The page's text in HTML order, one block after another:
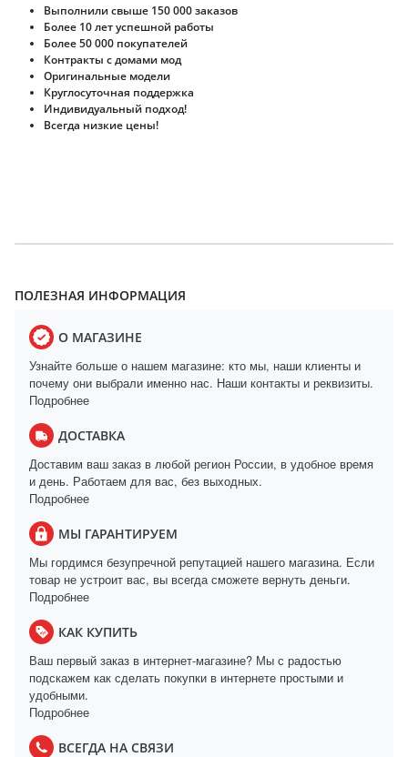
Выполнили свыше 150 000 заказов
Более 10 лет успешной работы
Более 50 000 покупателей
Контракты с домами мод
Оригинальные модели
Круглосуточная поддержка
Индивидуальный подход!
Всегда низкие цены!
ПОЛЕЗНАЯ ИНФОРМАЦИЯ
О МАГАЗИНЕ
Узнайте больше о нашем магазине: кто мы, наши клиенты и
почему они выбрали именно нас. Наши контакты и реквизиты.
Подробнее
ДОСТАВКА
Доставим ваш заказ в любой регион России, в удобное время
и день. Работаем для вас, без выходных.
Подробнее
МЫ ГАРАНТИРУЕМ
Мы гордимся безупречной репутацией нашего магазина. Если
товар не устроит вас, вы всегда сможете вернуть деньги.
Подробнее
КАК КУПИТЬ
Ваш первый заказ в интернет-магазине? Мы с радостью
подскажем как сделать покупки в интернете простыми и
удобными.
Подробнее
ВСЕГДА НА СВЯЗИ